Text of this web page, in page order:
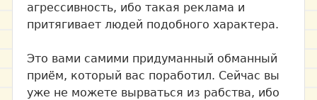
агрессивность, ибо такая реклама и
притягивает людей подобного характера.
Это вами самими придуманный обманный
приём, который вас поработил. Сейчас вы
уже не можете вырваться из рабства, ибо